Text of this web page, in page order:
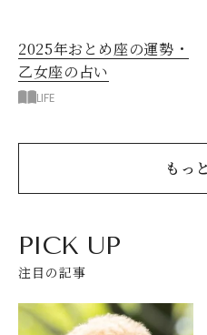
2025年おとめ座の運勢・
乙女座の占い
LIFE
もっ
PICK UP
注目の記事